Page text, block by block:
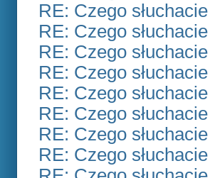
RE: Czego
RE: Czego
RE: Czego
RE: Czego
RE: Czego
RE: Czego
RE: Czego
RE: Czego